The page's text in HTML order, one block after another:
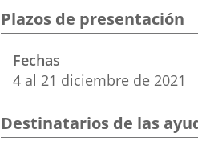
Plazos de presentación
Fechas
4 al 21 diciembre de 2021
Destinatarios de las